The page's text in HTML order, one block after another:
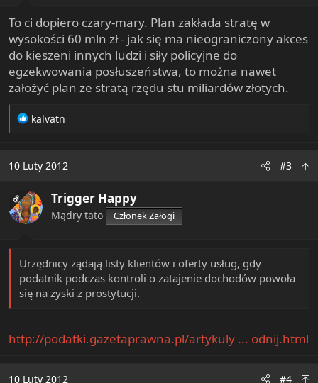
nożnej Euro 2012 TVP straci ok. 50 mln zł.
To ci dopiero czary-mary. Plan zakłada stratę w
wysokości 60 mln zł - jak się ma nieograniczony akces
do kieszeni innych ludzi i siły policyjne do
egzekwowania posłuszeństwa, to można nawet
założyć plan ze stratą rzędu stu miliardów złotych.
R
t
o
n
s
kalvatn
10 Luty 2012 #3
OP Trigger Happy
Mądry tato Członek Załogi
Urzędnicy żądają listy klientów i oferty usług, gdy
podatnik podczas kontroli o zatajenie dochodów powoła
się na zyski z prostytucji.
http://podatki.gazetaprawna.pl/artykuly ... odnij.html
10 Luty 2012 #4